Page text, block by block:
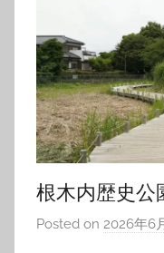
根木内歴史公
Posted on 2026年6